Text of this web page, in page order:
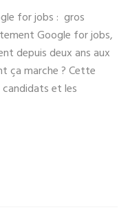
for jobs : gros
Google for jobs,
depuis deux ans aux
ça marche ? Cette
et les